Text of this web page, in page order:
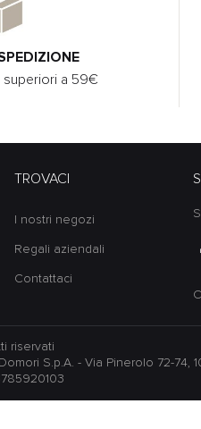
superiori a 59€
TROVACI
I nostri negozi
Regali aziendali
Contattaci
riservati
S.p.A. - Via Pinerolo 72-74,